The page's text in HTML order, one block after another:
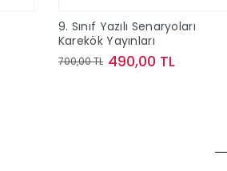
9. Sınıf Yazılı Senaryoları
Karekök Yayınları
700,00 TL 490,00 TL